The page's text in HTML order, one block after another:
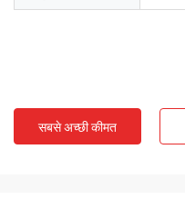
सबसे अच्छी कीमत